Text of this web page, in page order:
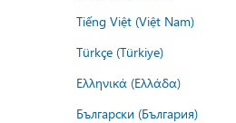
Tiếng Việt (Việt Nam)
Türkçe (Türkiye)
Ελληνικά (Ελλάδα)
Български (България)